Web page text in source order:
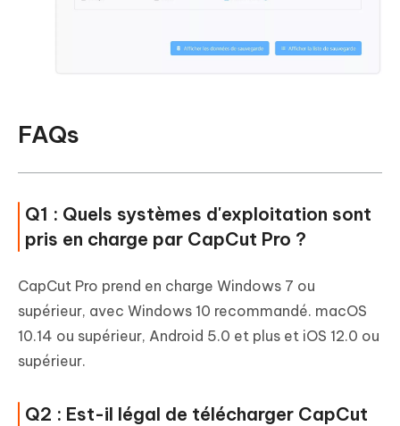
FAQs
Q1 : Quels systèmes d'exploitation sont
pris en charge par CapCut Pro ?
CapCut Pro prend en charge Windows 7 ou
supérieur, avec Windows 10 recommandé. macOS
10.14 ou supérieur, Android 5.0 et plus et iOS 12.0 ou
supérieur.
Q2 : Est-il légal de télécharger CapCut